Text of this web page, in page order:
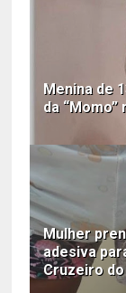
Menina de
da “Momo”
Mulher
adesiva
Cruzeiro do